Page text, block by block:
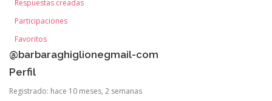
Respuestas creadas
Participaciones
Favoritos
@barbaraghiglionegmail-com
Perfil
Registrado: hace 10 meses, 2 semanas